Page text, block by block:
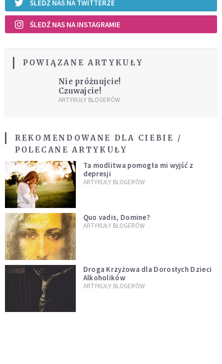
ŚLEDŹ NAS NA TWITTERZE
ŚLEDŹ NAS NA INSTAGRAMIE
POWIĄZANE ARTYKUŁY
Nie próżnujcie!
Czuwajcie!
ARTYKUŁY BLOGERÓW
REKOMENDOWANE DLA CIEBIE /
POLECANE ARTYKUŁY
Ta modlitwa pomogła mi wyjść z
depresji
ARTYKUŁY BLOGERÓW
Quo vadis, Domine?
ARTYKUŁY BLOGERÓW
Droga Krzyżowa dla Dorosłych Dzieci
Alkoholików
ARTYKUŁY BLOGERÓW